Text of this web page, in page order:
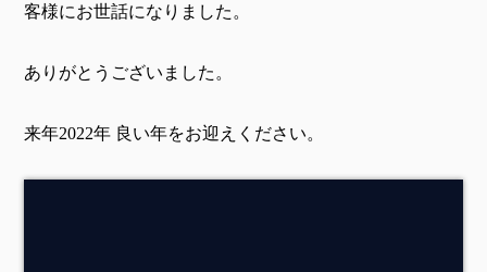
客様にお世話になりました。
ありがとうございました。
来年2022年 良い年をお迎えください。